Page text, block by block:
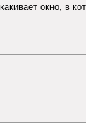
окно, в